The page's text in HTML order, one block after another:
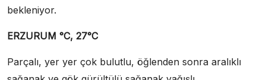
bekleniyor.
ERZURUM °C, 27°C
Parçalı, yer yer çok bulutlu, öğlenden sonra aralıklı